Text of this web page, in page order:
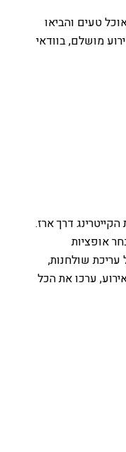
טעים והביאו
מושלם, בוודאי
דרך ארז.
אופציות
עריכת שולחנות,
ערכו את הכל